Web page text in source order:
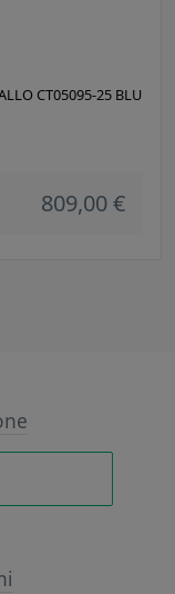
CT05095-25 BLU
809,00 €